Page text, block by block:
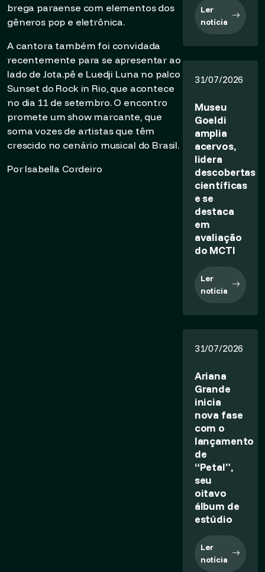
brega paraense com elementos dos
gêneros pop e eletrônica.
A cantora também foi convidada
recentemente para se apresentar ao
lado de Jota.pê e Luedji Luna no palco
Sunset do Rock in Rio, que acontece
no dia 11 de setembro. O encontro
promete um show marcante, que
soma vozes de artistas que têm
crescido no cenário musical do Brasil.
Por Isabella Cordeiro
Ler
notícia
31/07/2026
Museu
Goeldi
amplia
acervos,
lidera
descobertas
científicas
e se
destaca
em
avaliação
do MCTI
Ler
notícia
31/07/2026
Ariana
Grande
inicia
nova fase
com o
lançamento
de
“Petal”,
seu
oitavo
álbum de
estúdio
Ler
notícia